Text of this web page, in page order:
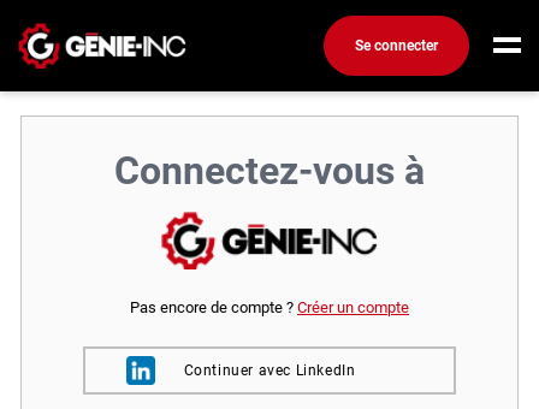
Se connecter
Connexion
Emplois
Recherchez un emploi
Ma boîte à outils
Connectez-vous à
Pas encore de compte ? Créer un compte
Continuer avec LinkedIn